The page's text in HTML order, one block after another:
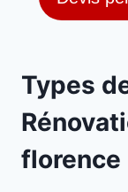
Types
florence